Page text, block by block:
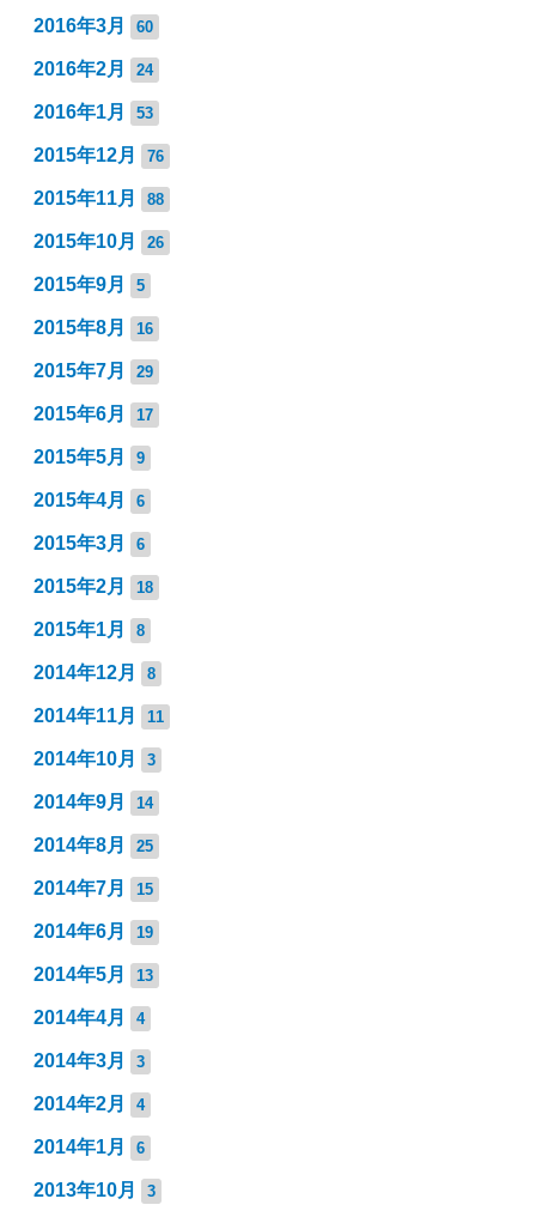
2016年3月 60
2016年2月 24
2016年1月 53
2015年12月 76
2015年11月 88
2015年10月 26
2015年9月 5
2015年8月 16
2015年7月 29
2015年6月 17
2015年5月 9
2015年4月 6
2015年3月 6
2015年2月 18
2015年1月 8
2014年12月 8
2014年11月 11
2014年10月 3
2014年9月 14
2014年8月 25
2014年7月 15
2014年6月 19
2014年5月 13
2014年4月 4
2014年3月 3
2014年2月 4
2014年1月 6
2013年10月 3